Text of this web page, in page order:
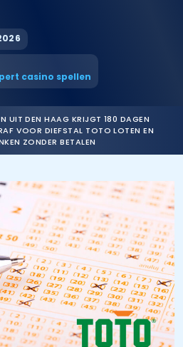
casino spellen
UIT DEN HAAG KRIJGT 180 DAGEN
VOOR DIEFSTAL TOTO LOTEN EN
ZONDER BETALEN